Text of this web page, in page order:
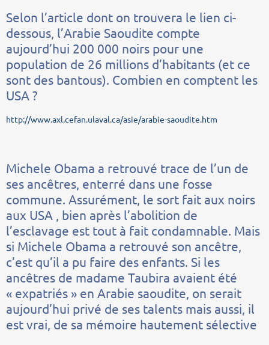
Selon l’article dont on trouvera le lien ci-
dessous, l’Arabie Saoudite compte
aujourd’hui 200 000 noirs pour une
population de 26 millions d’habitants (et ce
sont des bantous). Combien en comptent les
USA ?
http://www.axl.cefan.ulaval.ca/asie/arabie-saoudite.htm
Michele Obama a retrouvé trace de l’un de
ses ancêtres, enterré dans une fosse
commune. Assurément, le sort fait aux noirs
aux USA , bien après l’abolition de
l’esclavage est tout à fait condamnable. Mais
si Michele Obama a retrouvé son ancêtre,
c’est qu’il a pu faire des enfants. Si les
ancêtres de madame Taubira avaient été
« expatriés » en Arabie saoudite, on serait
aujourd’hui privé de ses talents mais aussi, il
est vrai, de sa mémoire hautement sélective